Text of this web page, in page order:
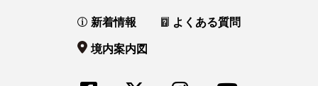
新着情報
よくある質問
境内案内図